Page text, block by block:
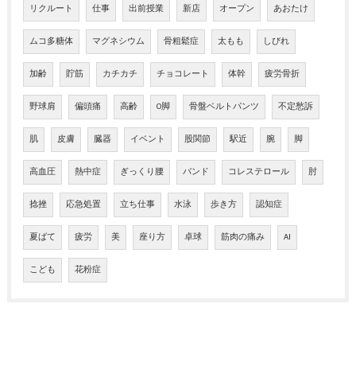
リクルート 仕事 出前授業 新店 オープン あおたけ
ムコ多糖体 マグネシウム 骨粗鬆症 太もも しびれ
加齢 貯筋 カチカチ チョコレート 体幹 疲労骨折
野球肩 偏頭痛 高齢 O脚 骨盤ベルトパンツ 不定愁訴
肌 皮膚 臓器 イベント 股関節 駅近 腕 脚
高血圧 熱中症 ぎっくり腰 バンド コレステロール 肘
捻挫 応急処置 立ち仕事 水泳 歩き方 認知症
夏ばて 疲労 美 座り方 卓球 筋肉の痛み AI
こども 花粉症